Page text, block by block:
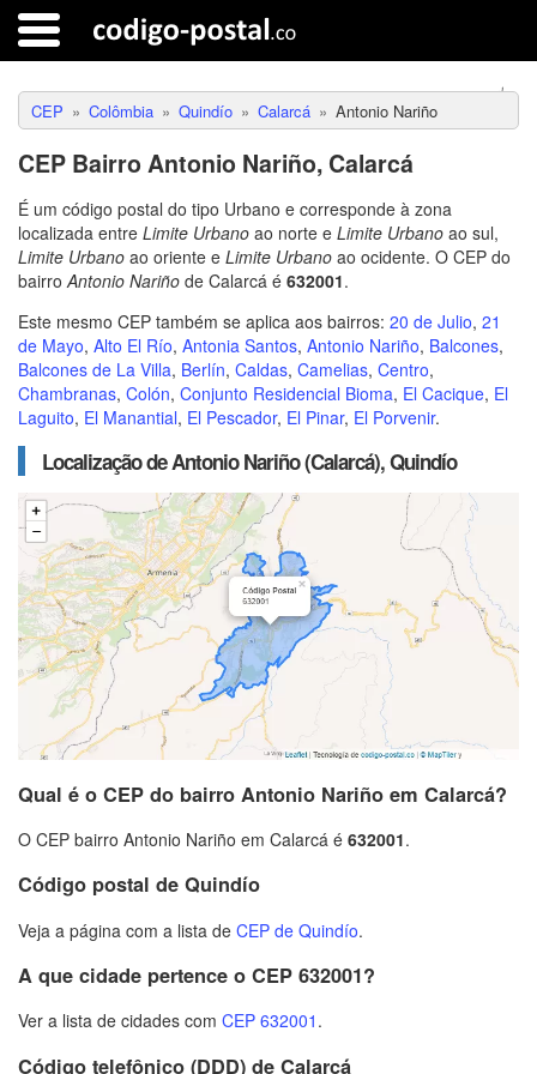
CEP Colômbia Quindío Calarcá Antonio Nariño
CEP Bairro Antonio Nariño, Calarcá
É um código postal do tipo Urbano e corresponde à zona
localizada entre Limite Urbano ao norte e Limite Urbano ao sul,
Limite Urbano ao oriente e Limite Urbano ao ocidente. O CEP do
bairroAntonio Nariño de Calarcá é 632001.
Este mesmo CEP também se aplica aos bairros: 20 de Julio, 21
de Mayo, Alto El Río, Antonia Santos, Antonio Nariño, Balcones,
Balcones de La Villa, Berlín, Caldas, Camelias, Centro,
Chambranas, Colón, Conjunto Residencial Bioma, El Cacique, El
Laguito, El Manantial, El Pescador, El Pinar, El Porvenir.
Localização de Antonio Nariño (Calarcá), Quindío
Qual é o CEP do bairro Antonio Nariño em Calarcá?
O CEP bairro Antonio Nariño em Calarcá é 632001.
Código postal de Quindío
Veja a página com a lista de CEP de Quindío.
A que cidade pertence o CEP 632001?
Ver a lista de cidades com CEP 632001 .
Código telefônico (DDD) de Calarcá